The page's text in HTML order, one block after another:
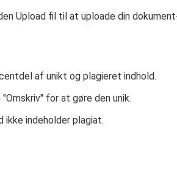
Upload fil til at uploade din
af unikt og plagieret indhold.
for at gøre den unik.
ikke indeholder plagiat.